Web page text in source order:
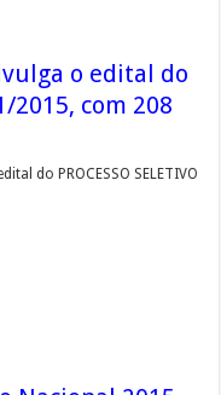
o edital do
2015, com 208
do PROCESSO SELETIVO